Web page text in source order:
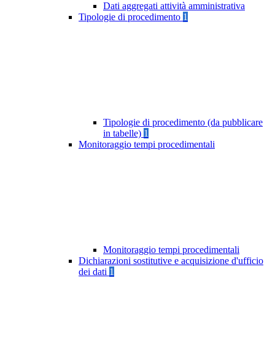
Dati aggregati attività amministrativa
Tipologie di procedimento 1
Tipologie di procedimento (da pubblicare
in tabelle) 1
Monitoraggio tempi procedimentali
Monitoraggio tempi procedimentali
Dichiarazioni sostitutive e acquisizione d'ufficio
dei dati 1